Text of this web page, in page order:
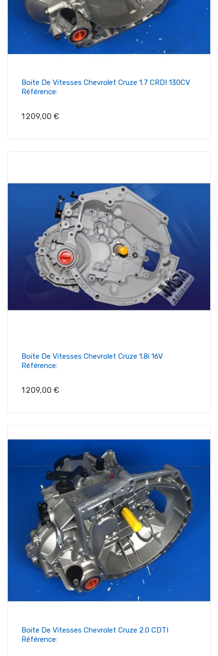
Boite De Vitesses Chevrolet Cruze 1.7 CRDI 130CV
Référence:
Prix
1 209,00 €
Boite De Vitesses Chevrolet Cruze 1.8i 16V
Référence:
Prix
1 209,00 €
Boite De Vitesses Chevrolet Cruze 2.0 CDTI
Référence: